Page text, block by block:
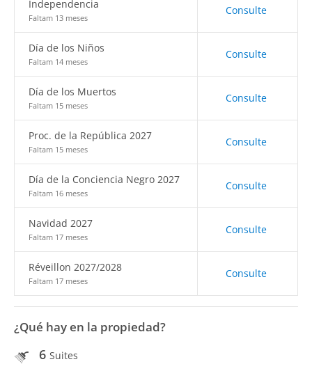
Independencia
Faltam 13 meses
Consulte
Día de los Niños
Faltam 14 meses
Consulte
Día de los Muertos
Faltam 15 meses
Consulte
Proc. de la República 2027
Faltam 15 meses
Consulte
Día de la Conciencia Negro 2027
Faltam 16 meses
Consulte
Navidad 2027
Faltam 17 meses
Consulte
Réveillon 2027/2028
Faltam 17 meses
Consulte
¿Qué hay en la propiedad?
6 Suites